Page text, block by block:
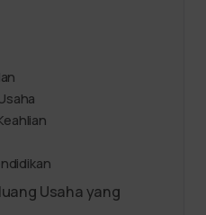
Usaha yang